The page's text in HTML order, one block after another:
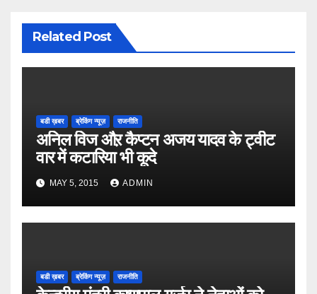
Related Post
बडी ख़बर ब्रेकिंग न्यूज़ राजनीति
अनिल विज औऱ कैप्टन अजय यादव के ट्वीट
वार में कटारिया भी कूदे
MAY 5, 2015 ADMIN
बडी ख़बर ब्रेकिंग न्यूज़ राजनीति